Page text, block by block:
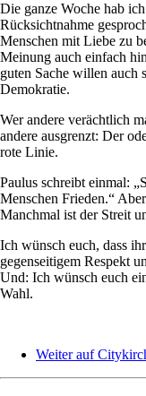
Die ganze Woche hab
Rücksichtnahme
Menschen mit Liebe zu
Meinung auch einfach
guten Sache willen auch
Demokratie.
Wer andere verächtlich
andere ausgrenzt: Der
rote Linie.
Paulus schreibt einmal:
Menschen Frieden.“
Manchmal ist der Streit
Ich wünsch euch, dass
gegenseitigem Respekt
Und: Ich wünsch euch
Wahl.
Weiter auf